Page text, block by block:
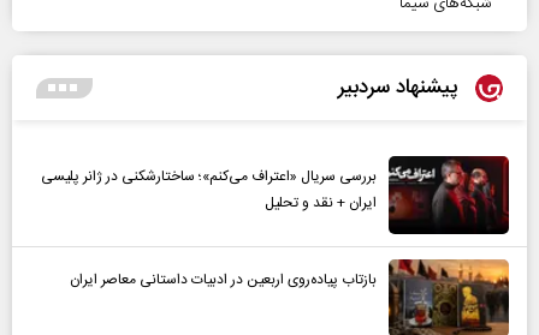
پیشنهاد سردبیر
بررسی سریال «اعتراف می‌کنم»؛ ساختارشکنی در ژانر پلیسی
ایران + نقد و تحلیل
بازتاب پیاده‌روی اربعین در ادبیات داستانی معاصر ایران